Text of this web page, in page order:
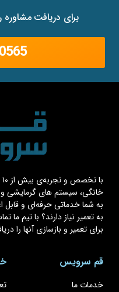
برای دریافت مشاوره
خانگی، سیستم های گرمایشی و
به شما خدماتی حرفه‌ای و قابل
به تعمیر نیاز دارند؟ با تیم ما
برای تعمیر و بازسازی آنها را
قم سرویس
خدمات ما